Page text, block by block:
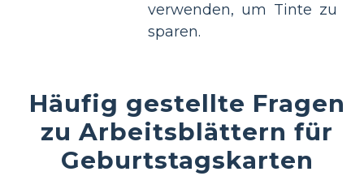
verwenden, um Tinte zu
sparen.
Häufig gestellte Fragen
zu Arbeitsblättern für
Geburtstagskarten